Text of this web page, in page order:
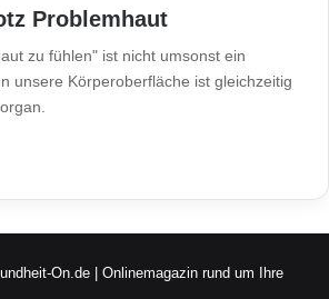
Problemhaut
zu fühlen" ist nicht umsonst ein
unsere Körperoberfläche ist gleichzeitig
On.de | Onlinemagazin rund um Ihre